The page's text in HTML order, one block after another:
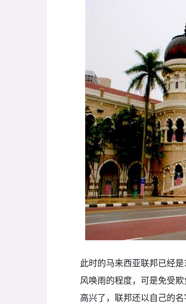
此时的马来西亚联邦已经
风唤雨的程度，可是免受
高兴了，联邦还以自己的